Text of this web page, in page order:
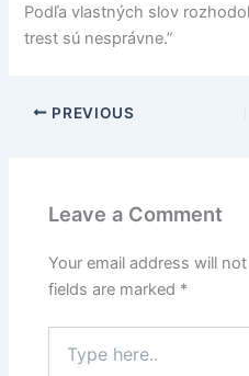
Podľa vlastných slov
trest sú nesprávne.”
PREVIOUS
Leave a Comment
Your email address will
fields are marked *
here..